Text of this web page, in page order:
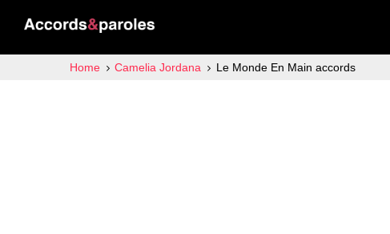
Home Camelia Jordana Le Monde En Main accords